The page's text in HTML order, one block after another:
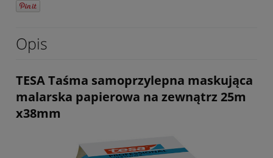
Opis
TESA Taśma samoprzylepna maskująca
malarska papierowa na zewnątrz 25m
x38mm